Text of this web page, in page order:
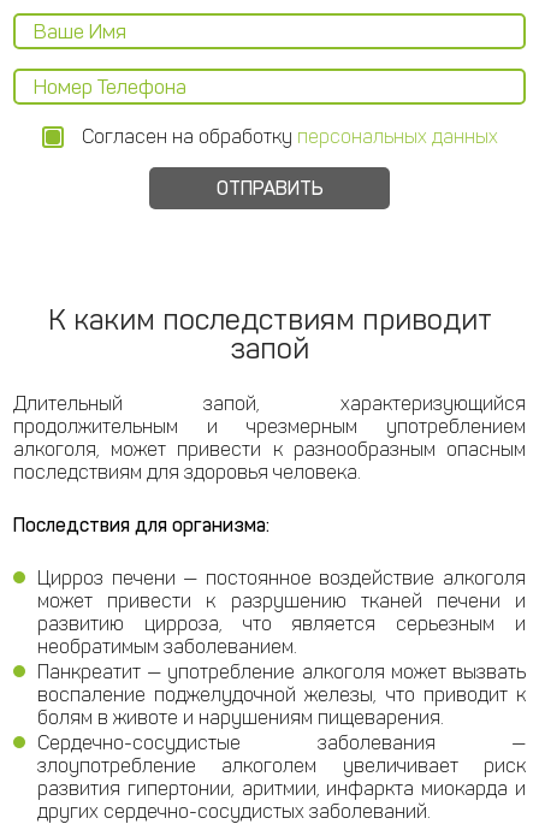
Согласен на обработку персональных данных
К каким последствиям приводит
запой
Длительный запой, характеризующийся
продолжительным и чрезмерным употреблением
алкоголя, может привести к разнообразным опасным
последствиям для здоровья человека.
Последствия для организма:
Цирроз печени — постоянное воздействие алкоголя
может привести к разрушению тканей печени и
развитию цирроза, что является серьезным и
необратимым заболеванием.
Панкреатит — употребление алкоголя может вызвать
воспаление поджелудочной железы, что приводит к
болям в животе и нарушениям пищеварения.
Сердечно-сосудистые заболевания —
злоупотребление алкоголем увеличивает риск
развития гипертонии, аритмии, инфаркта миокарда и
других сердечно-сосудистых заболеваний.